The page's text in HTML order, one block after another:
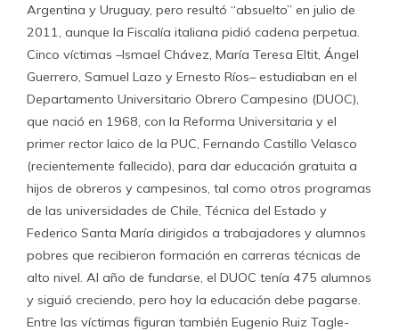
Argentina y Uruguay, pero resultó “absuelto” en julio de
2011, aunque la Fiscalía italiana pidió cadena perpetua.
Cinco víctimas –Ismael Chávez, María Teresa Eltit, Ángel
Guerrero, Samuel Lazo y Ernesto Ríos– estudiaban en el
Departamento Universitario Obrero Campesino (DUOC),
que nació en 1968, con la Reforma Universitaria y el
primer rector laico de la PUC, Fernando Castillo Velasco
(recientemente fallecido), para dar educación gratuita a
hijos de obreros y campesinos, tal como otros programas
de las universidades de Chile, Técnica del Estado y
Federico Santa María dirigidos a trabajadores y alumnos
pobres que recibieron formación en carreras técnicas de
alto nivel. Al año de fundarse, el DUOC tenía 475 alumnos
y siguió creciendo, pero hoy la educación debe pagarse.
Entre las víctimas figuran también Eugenio Ruiz Tagle-